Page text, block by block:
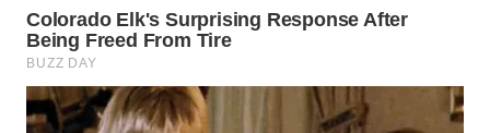
SEMARANG
SOLO